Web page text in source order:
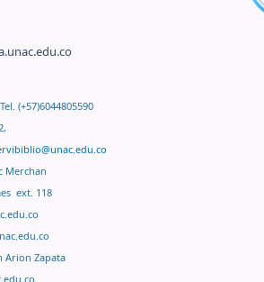
(+57)6044805590
Merchan
ext. 118
Arion Zapata